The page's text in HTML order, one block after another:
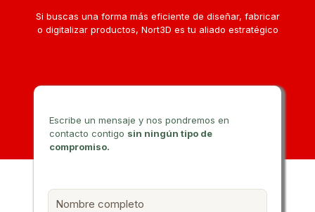
Si buscas una forma más eficiente de diseñar, fabricar
o digitalizar productos, Nort3D es tu aliado estratégico
Escribe un mensaje y nos pondremos en
contacto contigo sin ningún tipo de
compromiso.